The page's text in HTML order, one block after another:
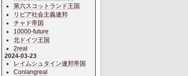
第六スコットランド王国
リビア社会主義連邦
チャド帝国
10000-future
北ドイツ王国
2real
2024-03-23
レイムシュタイン連邦帝国
Conlangreal